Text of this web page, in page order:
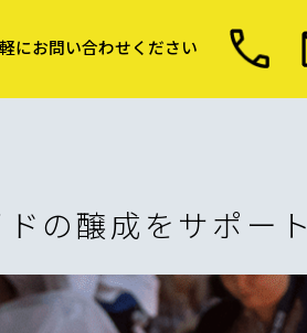
にお問い合わせください
の醸成をサポート